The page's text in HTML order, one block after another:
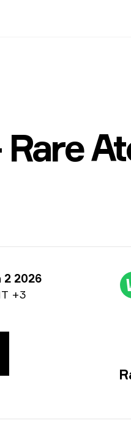
2 2026
+3